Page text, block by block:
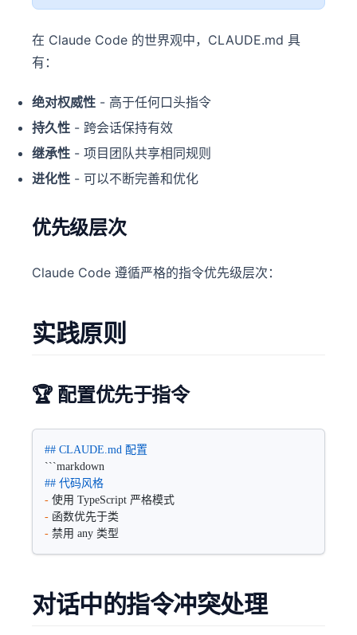
在 Claude Code 的世界观中，CLAUDE.md 具
有：
绝对权威性 - 高于任何口头指令
持久性 - 跨会话保持有效
继承性 - 项目团队共享相同规则
进化性 - 可以不断完善和优化
优先级层次
Claude Code 遵循严格的指令优先级层次：
实践原则
🏆 配置优先于指令
## CLAUDE.md 配置
```markdown
## 代码风格
- 使用 TypeScript 严格模式
- 函数优先于类
- 禁用 any 类型
对话中的指令冲突处理